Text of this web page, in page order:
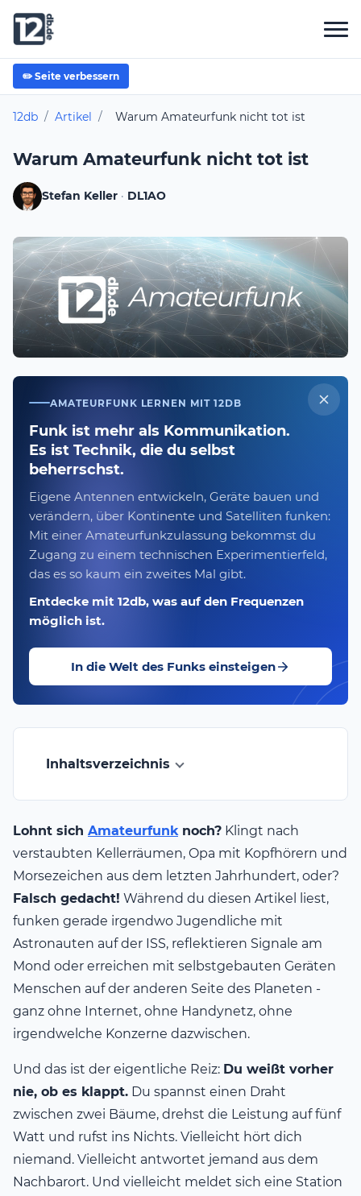
✏️ Seite verbessern
12db / Artikel / Warum Amateurfunk nicht tot ist
Warum Amateurfunk nicht tot ist
Stefan Keller · DL1AO
AMATEURFUNK LERNEN MIT 12DB
Funk ist mehr als Kommunikation.
Es ist Technik, die du selbst
beherrschst.
Eigene Antennen entwickeln, Geräte bauen und
verändern, über Kontinente und Satelliten funken:
Mit einer Amateurfunkzulassung bekommst du
Zugang zu einem technischen Experimentierfeld,
das es so kaum ein zweites Mal gibt.
Entdecke mit 12db, was auf den Frequenzen
möglich ist.
In die Welt des Funks einsteigen
Inhaltsverzeichnis
Lohnt sich Amateurfunknoch? Klingt nach
verstaubten Kellerräumen, Opa mit Kopfhörern und
Morsezeichen aus dem letzten Jahrhundert, oder?
Falsch gedacht! Während du diesen Artikel liest,
funken gerade irgendwo Jugendliche mit
Astronauten auf der ISS, reflektieren Signale am
Mond oder erreichen mit selbstgebauten Geräten
Menschen auf der anderen Seite des Planeten -
ganz ohne Internet, ohne Handynetz, ohne
irgendwelche Konzerne dazwischen.
Und das ist der eigentliche Reiz: Du weißt vorher
nie, ob es klappt. Du spannst einen Draht
zwischen zwei Bäume, drehst die Leistung auf fünf
Watt und rufst ins Nichts. Vielleicht hört dich
niemand. Vielleicht antwortet jemand aus dem
Nachbarort. Und vielleicht meldet sich eine Station